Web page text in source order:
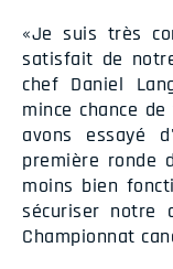
«Je suis très
satisfait de
chef Daniel
mince chance
avons essayé
première ronde
moins bien
sécuriser notre
Championnat